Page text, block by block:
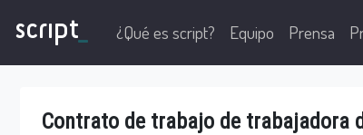
script ¿Qué es script? Equipo Prensa
Contrato de trabajo de